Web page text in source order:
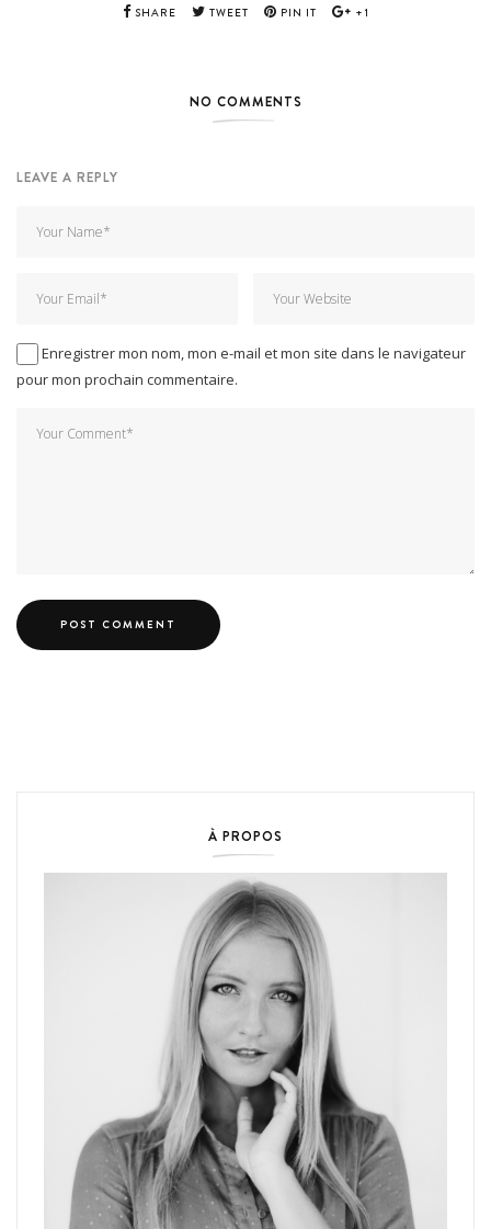
SHARE TWEET PIN IT +1
NO COMMENTS
LEAVE A REPLY
Enregistrer mon nom, mon e-mail et mon site dans le navigateur
pour mon prochain commentaire.
À PROPOS